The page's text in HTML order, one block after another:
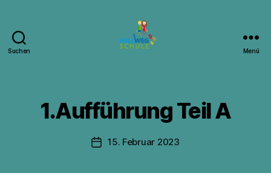
Suchen Menü
1.Aufführung Teil A
Beitragsautor
o
n
.
.
Beitragsdatum
15. Februar 2023